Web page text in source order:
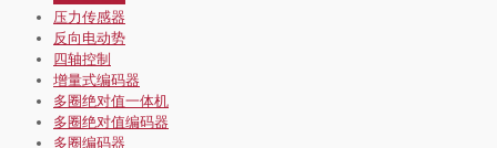
压力传感器
反向电动势
四轴控制
增量式编码器
多圈绝对值一体机
多圈绝对值编码器
多圈编码器